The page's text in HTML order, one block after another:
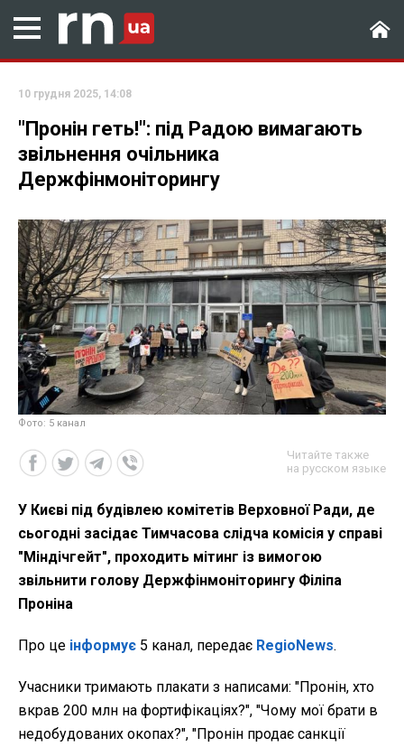
10 грудня 2025, 14:08
"Пронін геть!": під Радою вимагають
звільнення очільника
Держфінмоніторингу
Фото: 5 канал
Читайте также
на русском языке
У Києві під будівлею комітетів Верховної Ради, де
сьогодні засідає Тимчасова слідча комісія у справі
"Міндічгейт", проходить мітинг із вимогою
звільнити голову Держфінмоніторингу Філіпа
Проніна
Про це інформує 5 канал, передає RegioNews.
Учасники тримають плакати з написами: "Пронін, хто
вкрав 200 млн на фортифікаціях?", "Чому мої брати в
недобудованих окопах?", "Пронін продає санкції